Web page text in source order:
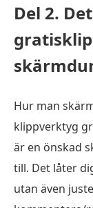
Del 2.
Hur man
klippverktyg
är en önskad
till. Det låter
utan även